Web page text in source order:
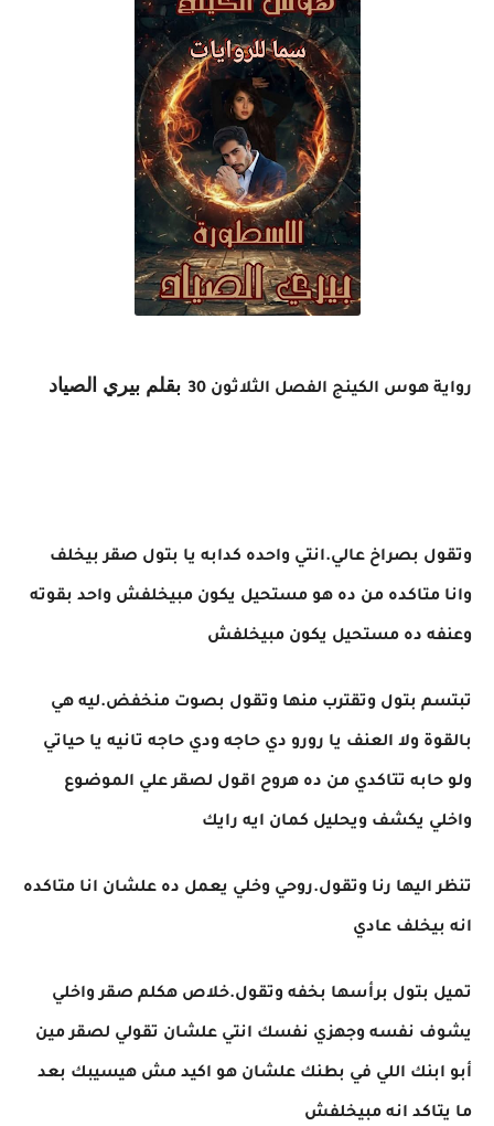
رواية هوس الكينج الفصل الثلاثون 30 بقلم بيري الصياد
وتقول بصراخ عالي.انتي واحده كدابه يا بتول صقر بيخلف
وانا متاكده من ده هو مستحيل يكون مبيخلفش واحد بقوته
وعنفه ده مستحيل يكون مبيخلفش
تبتسم بتول وتقترب منها وتقول بصوت منخفض.ليه هي
بالقوة ولا العنف يا رورو دي حاجه ودي حاجه تانيه يا حياتي
ولو حابه تتاكدي من ده هروح اقول لصقر علي الموضوع
واخلي يكشف ويحليل كمان ايه رايك
تنظر اليها رنا وتقول.روحي وخلي يعمل ده علشان انا متاكده
انه بيخلف عادي
تميل بتول برأسها بخفه وتقول.خلاص هكلم صقر واخلي
يشوف نفسه وجهزي نفسك انتي علشان تقولي لصقر مين
أبو ابنك اللي في بطنك علشان هو اكيد مش هيسيبك بعد
ما يتاكد انه مبيخلفش